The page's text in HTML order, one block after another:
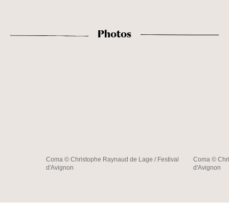
Photos
Coma © Christophe Raynaud de Lage / Festival
d'Avignon
Coma ©
d'Avignon